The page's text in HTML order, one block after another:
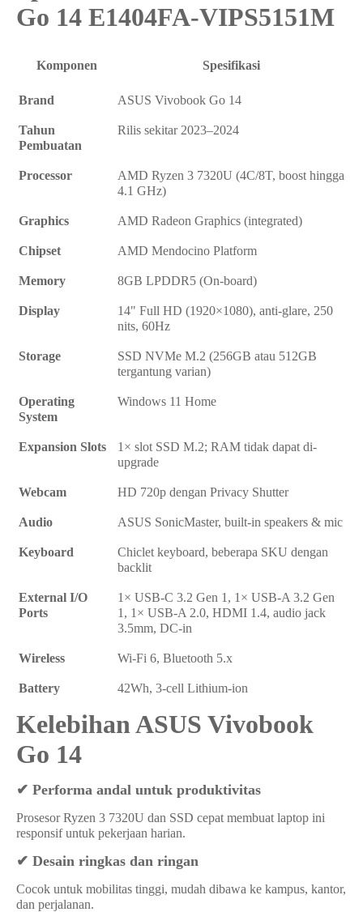
Go 14 E1404FA-VIPS5151M
Komponen Spesifikasi
Brand ASUS Vivobook Go 14
Tahun
Pembuatan
Rilis sekitar 2023–2024
Processor
AMD Ryzen 3 7320U (4C/8T, boost hingga
4.1 GHz)
Graphics AMD Radeon Graphics (integrated)
Chipset AMD Mendocino Platform
Memory 8GB LPDDR5 (On-board)
Display
14" Full HD (1920×1080), anti-glare, 250
nits, 60Hz
Storage
SSD NVMe M.2 (256GB atau 512GB
tergantung varian)
Operating
System
Windows 11 Home
Expansion Slots
1× slot SSD M.2; RAM tidak dapat di-
upgrade
Webcam HD 720p dengan Privacy Shutter
Audio ASUS SonicMaster, built-in speakers & mic
Keyboard
Chiclet keyboard, beberapa SKU dengan
backlit
External I/O
Ports
1× USB-C 3.2 Gen 1, 1× USB-A 3.2 Gen
1, 1× USB-A 2.0, HDMI 1.4, audio jack
3.5mm, DC-in
Wireless Wi-Fi 6, Bluetooth 5.x
Battery 42Wh, 3-cell Lithium-ion
Kelebihan ASUS Vivobook
Go 14
✔ Performa andal untuk produktivitas
Prosesor Ryzen 3 7320U dan SSD cepat membuat laptop ini
responsif untuk pekerjaan harian.
✔ Desain ringkas dan ringan
Cocok untuk mobilitas tinggi, mudah dibawa ke kampus, kantor,
dan perjalanan.